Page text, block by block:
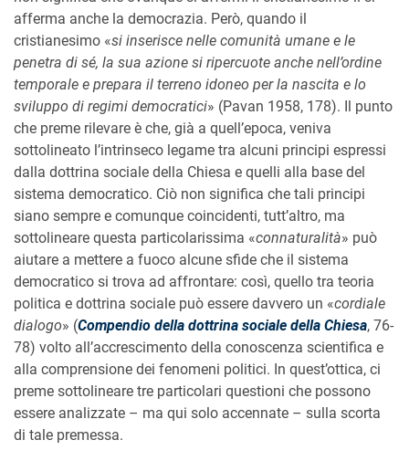
afferma anche la democrazia. Però, quando il
cristianesimo «si inserisce nelle comunità umane e le
penetra di sé, la sua azione si ripercuote anche nell’ordine
temporale e prepara il terreno idoneo per la nascita e lo
sviluppo di regimi democratici» (Pavan 1958, 178). Il punto
che preme rilevare è che, già a quell’epoca, veniva
sottolineato l’intrinseco legame tra alcuni principi espressi
dalla dottrina sociale della Chiesa e quelli alla base del
sistema democratico. Ciò non significa che tali principi
siano sempre e comunque coincidenti, tutt’altro, ma
sottolineare questa particolarissima «connaturalità» può
aiutare a mettere a fuoco alcune sfide che il sistema
democratico si trova ad affrontare: così, quello tra teoria
politica e dottrina sociale può essere davvero un «cordiale
dialogo» (Compendio della dottrina sociale della Chiesa, 76-
78) volto all’accrescimento della conoscenza scientifica e
alla comprensione dei fenomeni politici. In quest’ottica, ci
preme sottolineare tre particolari questioni che possono
essere analizzate – ma qui solo accennate – sulla scorta
di tale premessa.